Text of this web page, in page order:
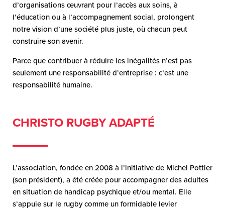
d’organisations œuvrant pour l’accès aux soins, à
l’éducation ou à l’accompagnement social, prolongent
notre vision d’une société plus juste, où chacun peut
construire son avenir.
Parce que contribuer à réduire les inégalités n’est pas
seulement une responsabilité d’entreprise : c’est une
responsabilité humaine.
CHRISTO RUGBY ADAPTÉ
L’association, fondée en 2008 à l’initiative de Michel Pottier
(son président), a été créée pour accompagner des adultes
en situation de handicap psychique et/ou mental. Elle
s’appuie sur le rugby comme un formidable levier